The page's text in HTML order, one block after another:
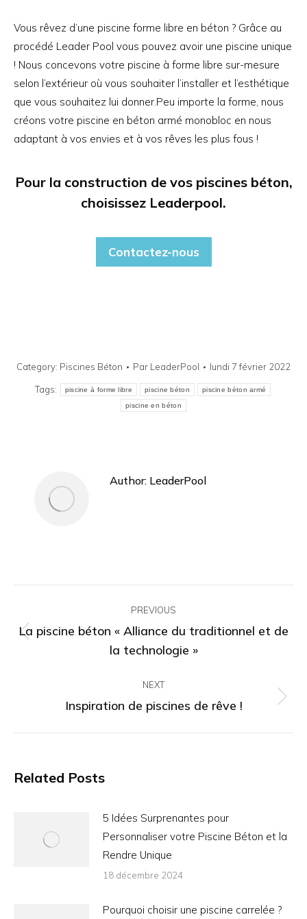
Vous rêvez d’une piscine forme libre en béton ? Grâce au
procédé Leader Pool vous pouvez avoir une piscine unique
! Nous concevons votre piscine à forme libre sur-mesure
selon l’extérieur où vous souhaiter l’installer et l’esthétique
que vous souhaitez lui donner.Peu importe la forme, nous
créons votre piscine en béton armé monobloc en nous
adaptant à vos envies et à vos rêves les plus fous !
Pour la construction de vos piscines béton,
choisissez Leaderpool.
Contactez-nous
Category: Piscines Béton Par LeaderPool lundi 7 février 2022
Tags: piscine à forme libre piscine béton piscine béton armé
piscine en béton
Author: LeaderPool
navigation
PREVIOUS
Previous
post:
La piscine béton « Alliance du traditionnel et de
la technologie »
NEXT
Next
Inspiration de piscines de rêve !
Related Posts
5 Idées Surprenantes pour
Personnaliser votre Piscine Béton et la
Rendre Unique
18 décembre 2024
Pourquoi choisir une piscine carrelée ?